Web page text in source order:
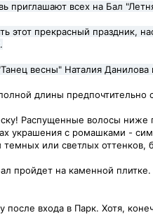
приглашают всех на Бал
этот прекрасный праздник,
весны" Наталия Данилова
длины
Распущенные волосы ниже
украшения с ромашками -
или светлых оттенков,
пройдет на каменной плитке.
после входа в Парк. Хотя,